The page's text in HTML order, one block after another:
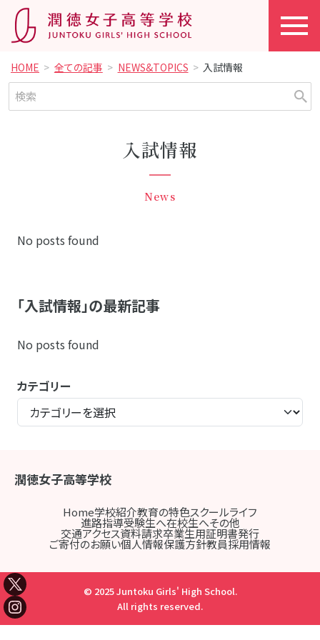
HOME 全ての記事 NEWS&TOPICS 入試情報
入試情報
News
No posts found
「入試情報」の最新記事
No posts found
カテゴリー
潤徳女子高等学校
Home学校紹介教育の特色スクールライフ
進路指導受験生へ在校生へその他
交通アクセス資料請求卒業生用証明書発行
ご寄付のお願い個人情報保護方針教員採用情報
© 2025 Juntoku Girls' High School.
All rights reserved.